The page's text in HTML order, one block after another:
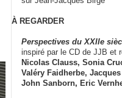
À REGARDER
Perspectives du XXIIe
inspiré par le CD de JJB et
Nicolas Clauss, Sonia
Valéry Faidherbe, Jacques
John Sanborn, Eric